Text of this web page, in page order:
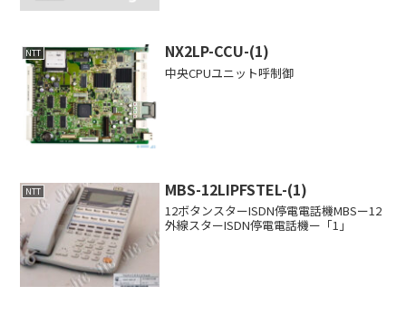
NTT NX2LP-CCU-(1)
中央CPUユニット呼制御
NTT MBS-12LIPFSTEL-(1)
12ボタンスターISDN停電電話機MBSー12
外線スターISDN停電電話機ー「1」